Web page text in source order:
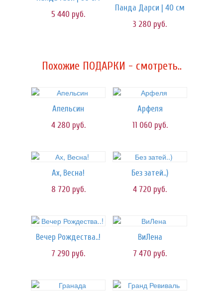
5 440 руб.
Панда Дарси | 40 см
3 280 руб.
Похожие ПОДАРКИ - смотреть..
Апельсин
4 280 руб.
Арфеля
11 060 руб.
Ах, Весна!
8 720 руб.
Без затей..)
4 720 руб.
Вечер Рождества..!
7 290 руб.
ВиЛена
7 470 руб.